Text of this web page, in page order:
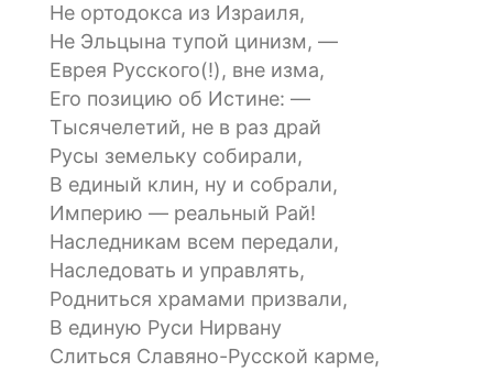
Не ортодокса из Израиля,
Не Эльцына тупой цинизм, —
Еврея Русского(!), вне изма,
Его позицию об Истине: —
Тысячелетий, не в раз драй
Русы земельку собирали,
В единый клин, ну и собрали,
Империю — реальный Рай!
Наследникам всем передали,
Наследовать и управлять,
Родниться храмами призвали,
В единую Руси Нирвану
Слиться Славяно-Русской карме,